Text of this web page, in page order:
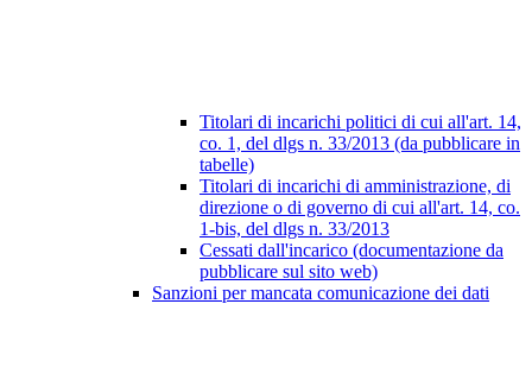
Titolari di incarichi politici di cui all'art. 14,
co. 1, del dlgs n. 33/2013 (da pubblicare in
tabelle)
Titolari di incarichi di amministrazione, di
direzione o di governo di cui all'art. 14, co.
1-bis, del dlgs n. 33/2013
Cessati dall'incarico (documentazione da
pubblicare sul sito web)
Sanzioni per mancata comunicazione dei dati